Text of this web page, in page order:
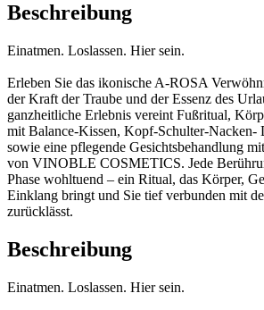
Beschreibung
Einatmen. Loslassen. Hier sein.
Erleben Sie das ikonische A-ROSA
der Kraft der Traube und der Essenz des
ganzheitliche Erlebnis vereint Fußritual,
mit Balance-Kissen, Kopf-Schulter-Nacken-
sowie eine pflegende Gesichtsbehandlung
von VINOBLE COSMETICS. Jede
Phase wohltuend – ein Ritual, das Körper,
Einklang bringt und Sie tief verbunden mit
zurücklässt.
Beschreibung
Einatmen. Loslassen. Hier sein.